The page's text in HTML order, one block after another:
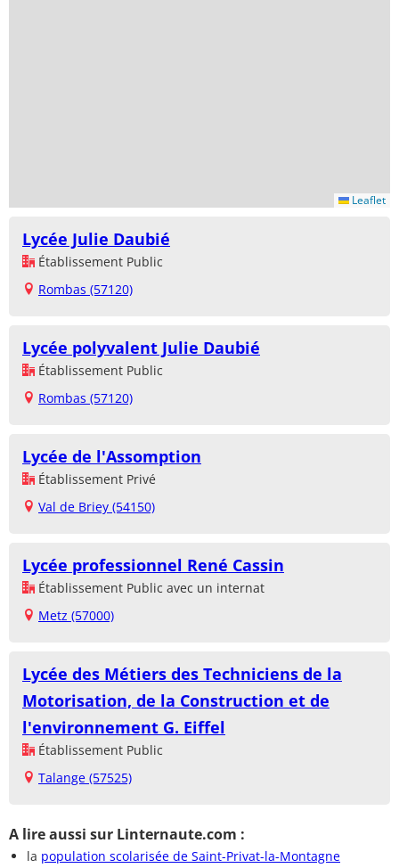
Leaflet
Lycée Julie Daubié
Établissement Public
Rombas (57120)
Lycée polyvalent Julie Daubié
Établissement Public
Rombas (57120)
Lycée de l'Assomption
Établissement Privé
Val de Briey (54150)
Lycée professionnel René Cassin
Établissement Public avec un internat
Metz (57000)
Lycée des Métiers des Techniciens de la
Motorisation, de la Construction et de
l'environnement G. Eiffel
Établissement Public
Talange (57525)
A lire aussi sur Linternaute.com :
la population scolarisée de Saint-Privat-la-Montagne